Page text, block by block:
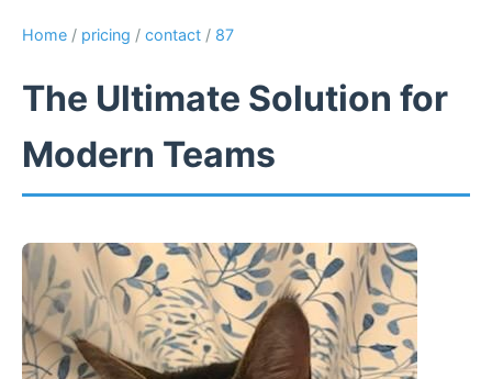
Home / pricing / contact / 87
The Ultimate Solution for
Modern Teams